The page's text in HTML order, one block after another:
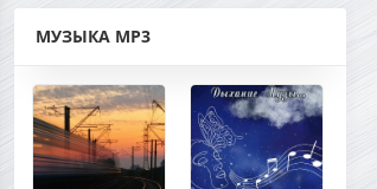
МУЗЫКА MP3